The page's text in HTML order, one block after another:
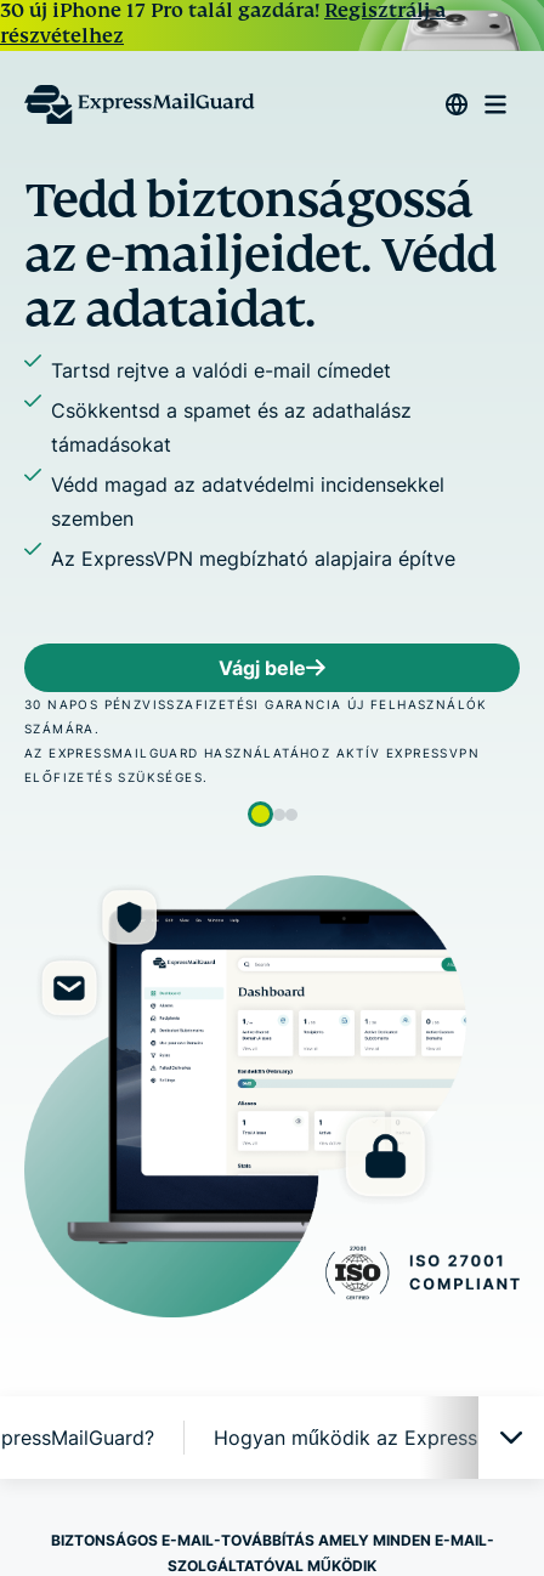
30 új iPhone 17 Pro talál gazdára! Regisztrálj a
részvételhez
Védd
építve
ÚJ FELHASZNÁLÓK
AKTÍV EXPRESSVPN
Válaszolj
maileket
Rendelj aliasokat minden e-
tevékenységedhez
Állítsd meg az e-mailes
Adj hozzá több címzettet
címeket
Vágj bele
30 NAPOS PÉNZVISSZAFIZETÉSI
AZ EXPRESSMAILGUARD
Hogyan működik az
ExpressMailGuard működés közben
BIZTONSÁGOS E-MAIL-TOVÁBBÍTÁS AMELY MINDEN E-MAIL-
SZOLGÁLTATÓVAL MŰKÖDIK